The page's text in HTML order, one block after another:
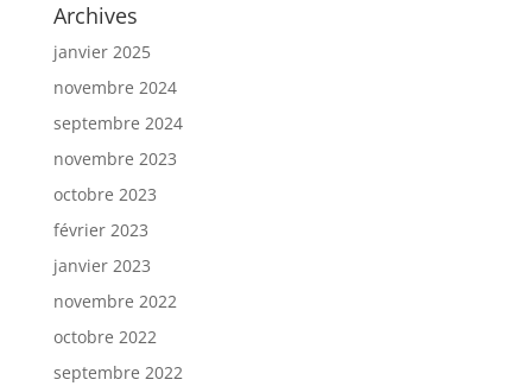
Archives
janvier 2025
novembre 2024
septembre 2024
novembre 2023
octobre 2023
février 2023
janvier 2023
novembre 2022
octobre 2022
septembre 2022